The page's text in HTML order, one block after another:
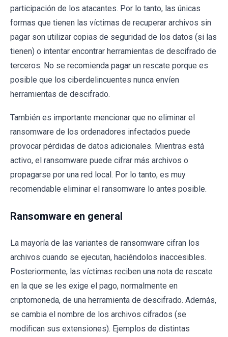
participación de los atacantes. Por lo tanto, las únicas
formas que tienen las víctimas de recuperar archivos sin
pagar son utilizar copias de seguridad de los datos (si las
tienen) o intentar encontrar herramientas de descifrado de
terceros. No se recomienda pagar un rescate porque es
posible que los ciberdelincuentes nunca envíen
herramientas de descifrado.
También es importante mencionar que no eliminar el
ransomware de los ordenadores infectados puede
provocar pérdidas de datos adicionales. Mientras está
activo, el ransomware puede cifrar más archivos o
propagarse por una red local. Por lo tanto, es muy
recomendable eliminar el ransomware lo antes posible.
Ransomware en general
La mayoría de las variantes de ransomware cifran los
archivos cuando se ejecutan, haciéndolos inaccesibles.
Posteriormente, las víctimas reciben una nota de rescate
en la que se les exige el pago, normalmente en
criptomoneda, de una herramienta de descifrado. Además,
se cambia el nombre de los archivos cifrados (se
modifican sus extensiones). Ejemplos de distintas